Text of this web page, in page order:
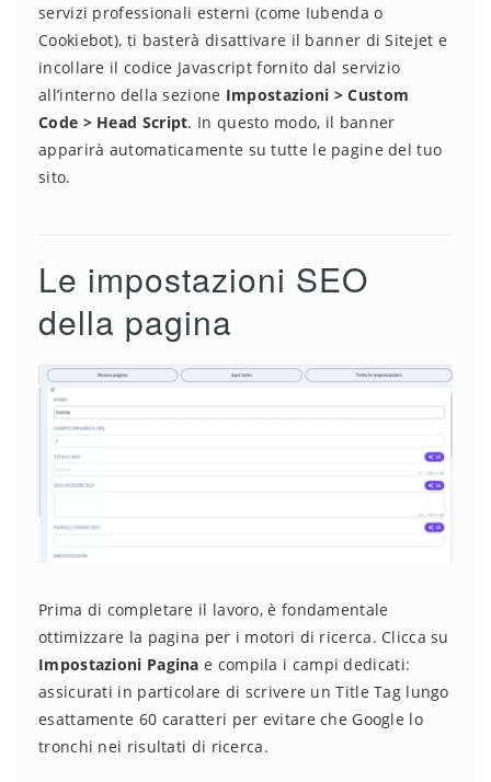
servizi professionali esterni (come Iubenda o
Cookiebot), ti basterà disattivare il banner di Sitejet e
incollare il codice Javascript fornito dal servizio
all’interno della sezione Impostazioni > Custom
Code > Head Script. In questo modo, il banner
apparirà automaticamente su tutte le pagine del tuo
sito.
Le impostazioni SEO
della pagina
Prima di completare il lavoro, è fondamentale
ottimizzare la pagina per i motori di ricerca. Clicca su
Impostazioni Pagina e compila i campi dedicati:
assicurati in particolare di scrivere un Title Tag lungo
esattamente 60 caratteri per evitare che Google lo
tronchi nei risultati di ricerca.